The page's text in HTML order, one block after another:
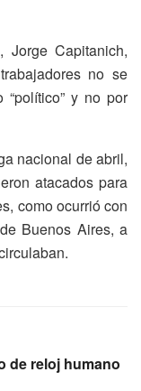
Capitanich,
no se
y no por
nacional de abril,
atacados para
como ocurrió con
Buenos Aires, a
de reloj humano